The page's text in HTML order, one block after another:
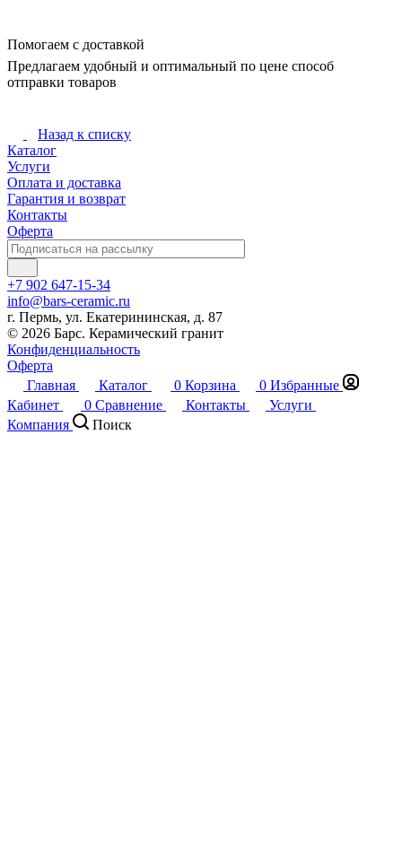
Помогаем с доставкой
Предлагаем удобный и оптимальный по цене способ
отправки товаров
Назад к списку
Каталог
Услуги
Оплата и доставка
Гарантия и возврат
Контакты
Оферта
+7 902 647-15-34
info@bars-ceramic.ru
г. Пермь, ул. Екатерининская, д. 87
© 2026 Барс. Керамический гранит
Конфиденциальность
Оферта
Главная
Каталог 0 Корзина 0 Избранные
Кабинет
0 Сравнение Контакты
Услуги
Компания
Поиск